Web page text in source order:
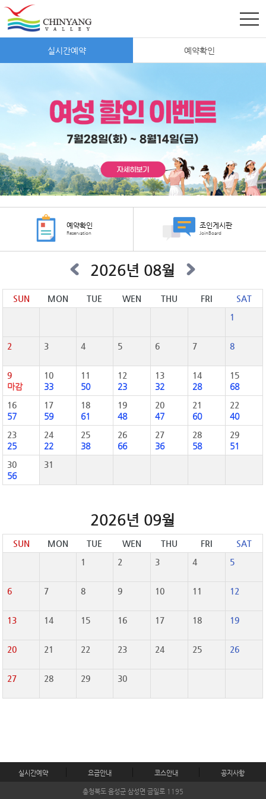
실시간예약 예약확인
예약확인
Reservation
조인게시판
JoinBoard
2026년 08월
SUN MON TUE WEN THU FRI
SAT
1
2 3 4 5 6 7 8
9
마감
10
33
11
50
12
23
13
32
14
28
15
68
16
57
17
59
18
61
19
48
20
47
21
60
22
40
23
25
24
22
25
38
26
66
27
36
28
58
29
51
30
56
31
2026년 09월
SUN MON TUE WEN THU FRI
SAT
1
2 3 4 5
6 7 8 9 10 11 12
13 14 15 16 17 18 19
20 21 22 23 24 25 26
27 28 29 30
실시간예약 요금안내 코스안내 공지사항
충청북도 음성군 삼성면 금일로 1195